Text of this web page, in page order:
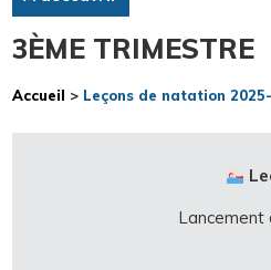
3ÈME TRIMESTRE
Accueil > Leçons de natation
Lancement